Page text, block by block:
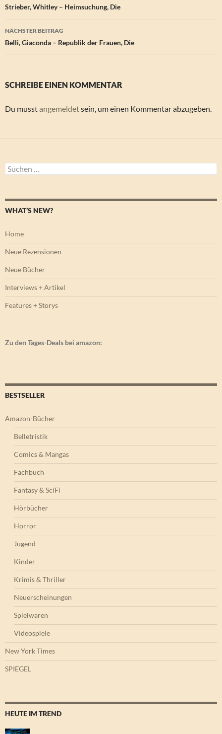
Strieber, Whitley – Heimsuchung, Die
NÄCHSTER BEITRAG
Belli, Giaconda – Republik der Frauen, Die
SCHREIBE EINEN KOMMENTAR
Du musstangemeldetsein, um einen Kommentar abzugeben.
Suchen
nach:
WHAT’S NEW?
Home
Neue Rezensionen
Neue Bücher
Interviews + Artikel
Features + Storys
Zu den Tages-Deals bei amazon:
BESTSELLER
Amazon-Bücher
Belletristik
Comics & Mangas
Fachbuch
Fantasy & SciFi
Hörbücher
Horror
Jugend
Kinder
Krimis & Thriller
Neuerscheinungen
Spielwaren
Videospiele
New York Times
SPIEGEL
HEUTE IM TREND